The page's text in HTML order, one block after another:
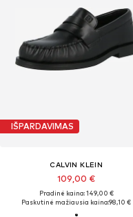
IŠPARDAVIMAS
CALVIN KLEIN
109,00 €
Pradinė kaina: 149,00 €
Paskutinė mažiausia kaina:98,10 €